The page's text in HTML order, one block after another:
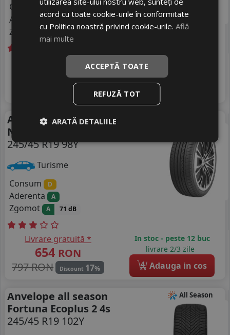
Consum C
Aderenta
Zgomot
Livrare gratuită *
RON
15%
In stoc - 4 buc
livrare 2/3 zile
Adauga in cos
Anvelope vara Nankang
Ns-20
245/45 R19 98Y
Turisme
Consum
D
Aderenta A
Zgomot A 71 dB
Livrare gratuită *
654 RON
797 RON
Discount 17%
In stoc - peste 12 buc
livrare 2/3 zile
4 Adauga in cos
All Season
Anvelope all season
Fortuna Ecoplus 2 4s
245/45 R19 102Y
acord cu toate cookie-urile în conformitate
cu Politica noastră privind cookie-urile.Află
mai multe
ACCEPTĂ TOATE
REFUZĂ TOT
ARATĂ DETALIILE